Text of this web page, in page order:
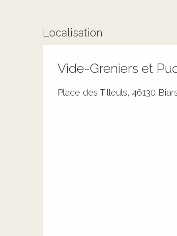
Localisation
Vide-Greniers et
Place des Tilleuls, 46130